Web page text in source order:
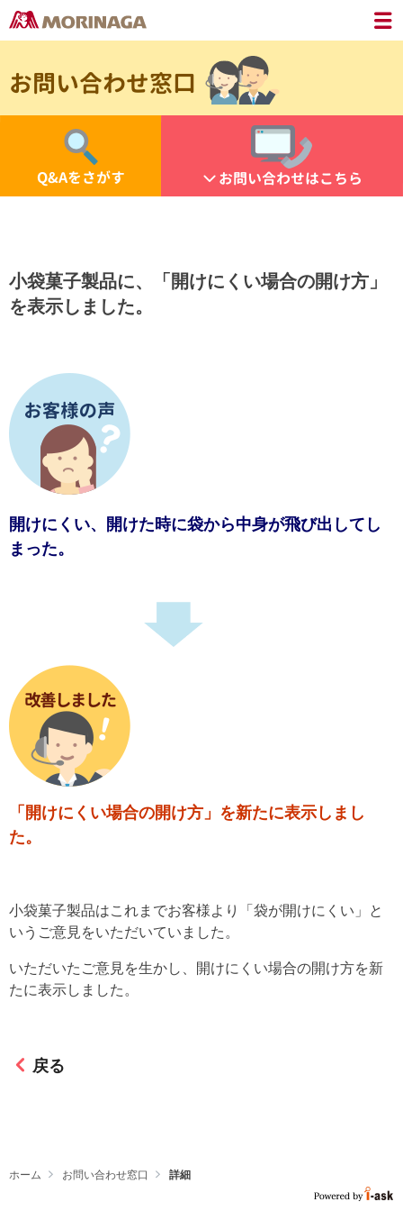
お問い合わせ窓口
Q&Aをさがす お問い合わせはこちら
小袋菓子製品に、「開けにくい場合の開け方」
を表示しました。
開けにくい、開けた時に袋から中身が飛び出してし
まった。
「開けにくい場合の開け方」を新たに表示しまし
た。
小袋菓子製品はこれまでお客様より「袋が開けにくい」と
いうご意見をいただいていました。
いただいたご意見を生かし、開けにくい場合の開け方を新
たに表示しました。
戻る
ホーム お問い合わせ窓口 詳細